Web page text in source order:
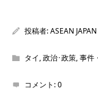
投稿者:ASEAN
タイ,政治･政策,事件
コメント:0